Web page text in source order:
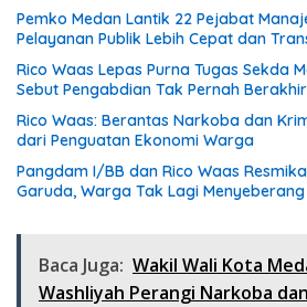
Pemko Medan Lantik 22 Pejabat
Pelayanan Publik Lebih Cepat dan
Rico Waas Lepas Purna Tugas Sekda
Sebut Pengabdian Tak Pernah Berakhir
Rico Waas: Berantas Narkoba dan
dari Penguatan Ekonomi Warga
Pangdam I/BB dan Rico Waas
Garuda, Warga Tak Lagi
Baca Juga: Wakil Wali Kota
Washliyah Perangi Narkoba